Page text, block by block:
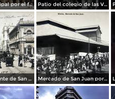
Palacio Municipal por el fotografo Hugo Brehme.. Patio del colegio de las Vizcainas por el fotografo Hugo Brehme.
El cruzero puente de San Francisco y Guardiola por el fotografo Felix Miret. Mercado de San Juan por el fotografo Felix Miret